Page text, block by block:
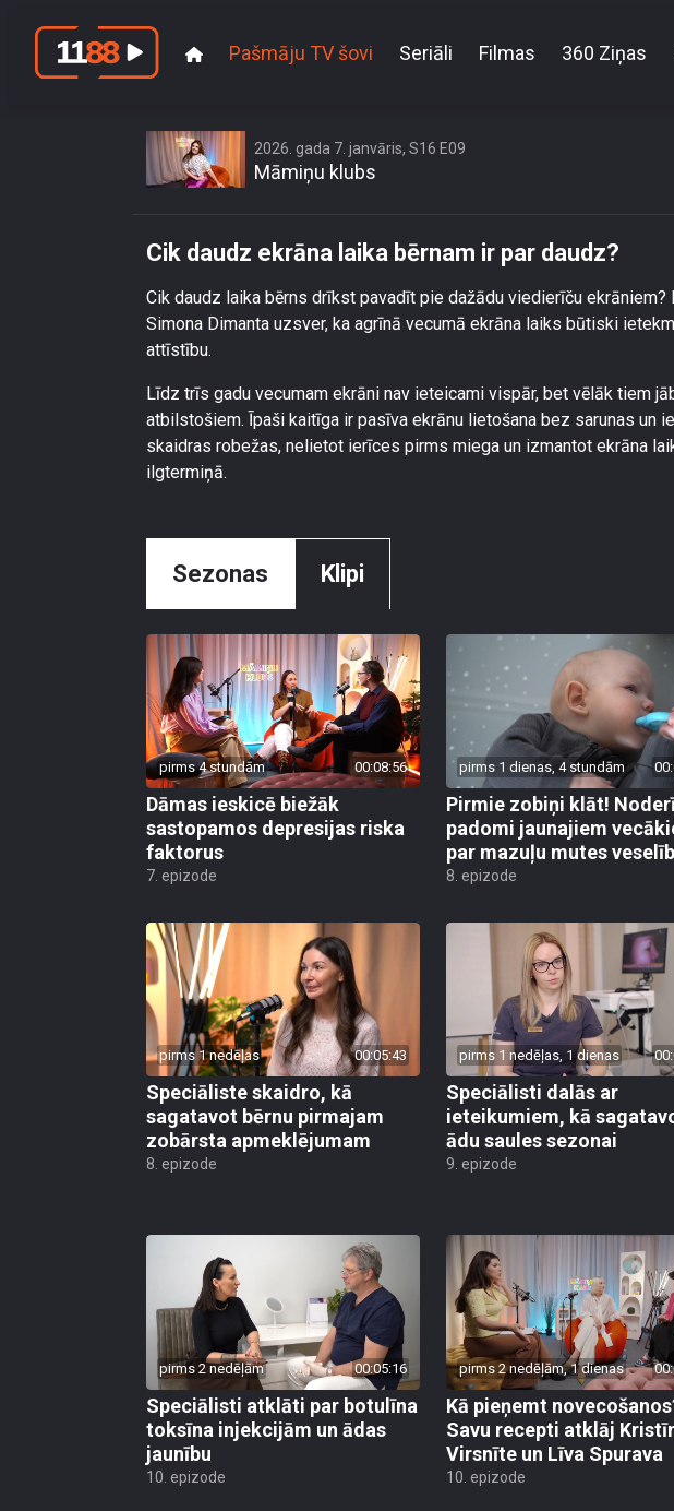
Pašmāju TV šovi Seriāli Filmas 360 Ziņas
2026. gada 7. janvāris, S16 E09
Māmiņu klubs
Cik daudz ekrāna laika bērnam ir par daudz?
Cik daudz laika bērns drīkst pavadīt pie dažādu viedierīču
Simona Dimanta uzsver, ka agrīnā vecumā ekrāna laiks būtiski
attīstību.
Līdz trīs gadu vecumam ekrāni nav ieteicami vispār, bet vēlāk tiem
atbilstošiem. Īpaši kaitīga ir pasīva ekrānu lietošana bez sarunas un
skaidras robežas, nelietot ierīces pirms miega un izmantot ekrāna
ilgtermiņā.
Sezonas Klipi
pirms 4 stundām 00:08:56
Dāmas ieskicē biežāk
sastopamos depresijas riska
faktorus
7. epizode
pirms 1 dienas, 4 stundām
Pirmie zobiņi klāt!
padomi jaunajiem
par mazuļu mutes
8. epizode
pirms 1 nedēļas 00:05:43
Speciāliste skaidro, kā
sagatavot bērnu pirmajam
zobārsta apmeklējumam
8. epizode
pirms 1 nedēļas, 1 dienas
Speciālisti dalās ar
ieteikumiem, kā
ādu saules sezonai
9. epizode
pirms 2 nedēļām 00:05:16
Speciālisti atklāti par botulīna
toksīna injekcijām un ādas
jaunību
10. epizode
pirms 2 nedēļām, 1 dienas
Kā pieņemt
Savu recepti atklāj
Virsnīte un Līva Spurava
10. epizode